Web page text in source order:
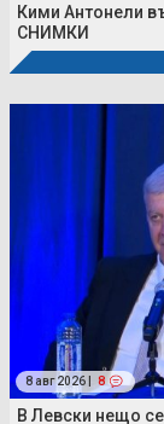
Кими Антонели
СНИМКИ
8 авг 2026 | 8
В Левски нещо